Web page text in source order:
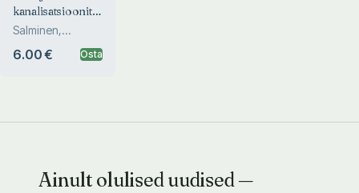
kanalisatsioonitorustiku
remont
Salminen,
Karjalainen, Puro
6.00 € Osta
Ainult olulised uudised —